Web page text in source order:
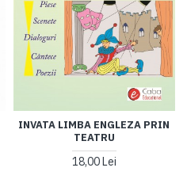
INVATA LIMBA ENGLEZA PRIN
TEATRU
18,00 Lei